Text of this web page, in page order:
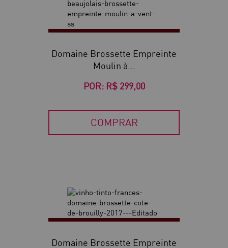
Domaine Brossette Empreinte
Moulin à...
POR: R$ 299,00
COMPRAR
Domaine Brossette Empreinte